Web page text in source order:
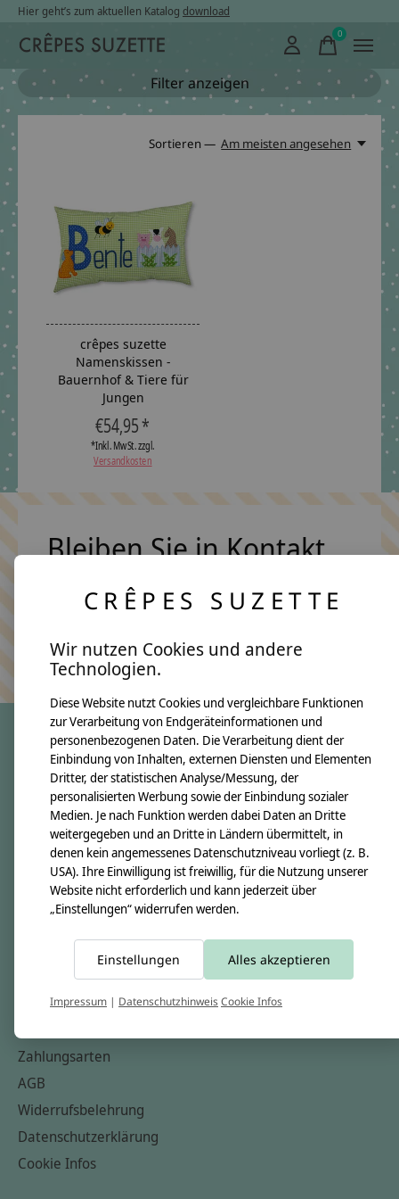
Hier geht’s zum aktuellen Katalog download
0items
Filter anzeigen
Sortieren — Am meisten angesehen
crêpes suzette
Namenskissen -
Bauernhof & Tiere für
Jungen
€54,95 *
*Inkl. MwSt. zzgl.
Versandkosten
Bleiben Sie in Kontakt
Keine Sorge, wir übertreiben es nicht
crêpes suzette
Über uns
Unsere Creppies
Nähkästchen
Unsere Stoffe
Impressum
Informationen
Kontakt
Zahlungsarten
AGB
Widerrufsbelehrung
Datenschutzerklärung
Cookie Infos
CRÊPES SUZETTE
Wir nutzen Cookies und andere
Technologien.
Diese Website nutzt Cookies und vergleichbare Funktionen
zur Verarbeitung von Endgeräteinformationen und
personenbezogenen Daten. Die Verarbeitung dient der
Einbindung von Inhalten, externen Diensten und Elementen
Dritter, der statistischen Analyse/Messung, der
personalisierten Werbung sowie der Einbindung sozialer
Medien. Je nach Funktion werden dabei Daten an Dritte
weitergegeben und an Dritte in Ländern übermittelt, in
denen kein angemessenes Datenschutzniveau vorliegt (z. B.
USA). Ihre Einwilligung ist freiwillig, für die Nutzung unserer
Website nicht erforderlich und kann jederzeit über
„Einstellungen“ widerrufen werden.
Einstellungen Alles akzeptieren
Impressum | DatenschutzhinweisCookie Infos